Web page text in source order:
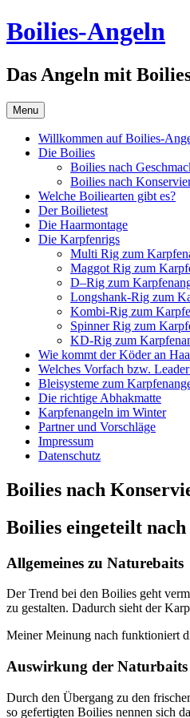
Skip
to
Boilies-Angeln
Das Angeln mit
Menu
Willkommen auf Boilies-
Die Boilies
Boilies nach
Boilies nach
Welche Boiliearten gibt es?
Der Boilietest
Die Haarmontage
Die Karpfenrigs
Multi Rig zum
Maggot Rig zum
D–Rig zum
Longshank-Rig zum
Kombi-Rig zum
Spinner Rig zum
KD-Rig zum
Wie kommt der Köder an
Welches Vorfach bzw.
Bleisysteme zum
Die richtige Abhakmatte
Karpfenangeln im Winter
Partner und Vorschläge
Impressum
Datenschutz
Boilies nach
Boilies eingeteilt
Allgemeines zu Naturebaits
Der Trend bei den Boilies geht
zu gestalten. Dadurch sieht der
Meiner Meinung nach funktioniert
Auswirkung der Naturbaits
Durch den Übergang zu den
so gefertigten Boilies nennen sich